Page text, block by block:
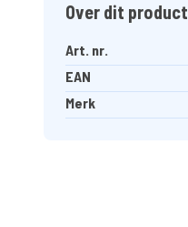
Over dit product
Art. nr.
EAN
Merk